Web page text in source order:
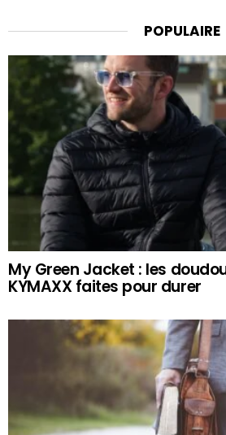
POPULAIRE
My Green Jacket : les
KYMAXX faites pour durer